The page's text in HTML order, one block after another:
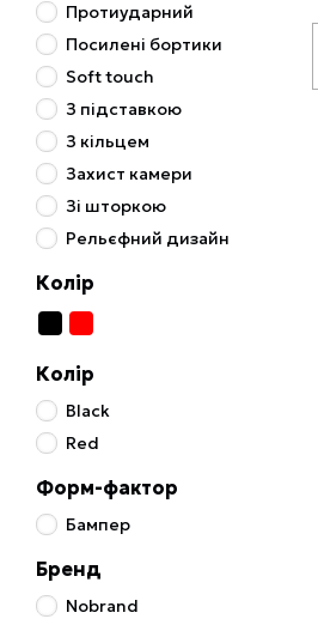
Протиударний
Посилені бортики
Soft touch
З підставкою
З кільцем
Захист камери
Зі шторкою
Рельєфний дизайн
Колір
Колір
Black
Red
Форм-фактор
Бампер
Бренд
Nobrand